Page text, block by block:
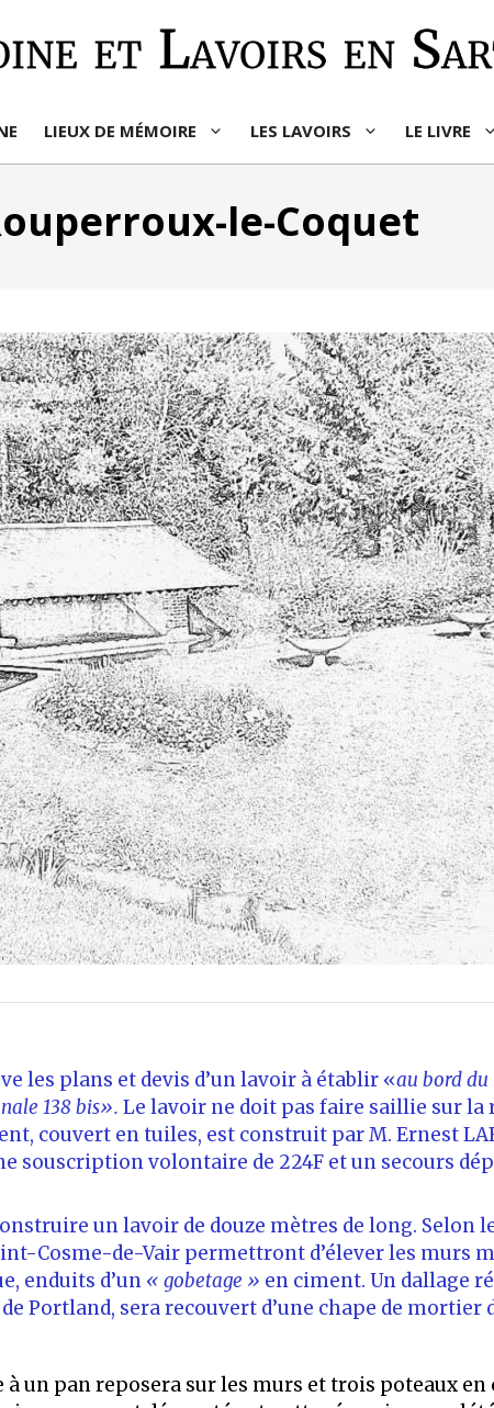
LIEUX DE MÉMOIRE LES LAVOIRS LE LIVRE
le-Coquet
les plans et devis d’un lavoir à établir «au bord du
138 bis». Le lavoir ne doit pas faire saillie sur la
couvert en tuiles, est construit par M. Ernest
souscription volontaire de 224F et un secours
un lavoir de douze mètres de long. Selon le
Cosme-de-Vair permettront d’élever les murs
enduits d’un « gobetage » en ciment. Un dallage
Portland, sera recouvert d’une chape de mortier
un pan reposera sur les murs et trois poteaux en